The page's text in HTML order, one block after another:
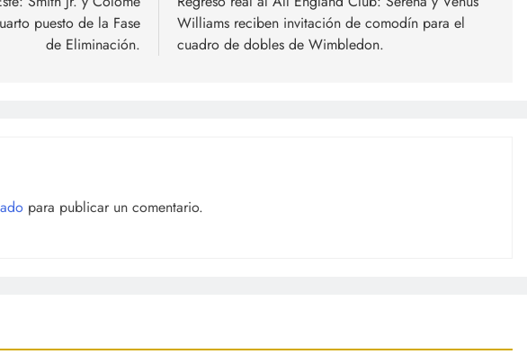
puesto de la Fase
de Eliminación.
Williams reciben invitación de comodín para el
cuadro de dobles de Wimbledon.
para publicar un comentario.